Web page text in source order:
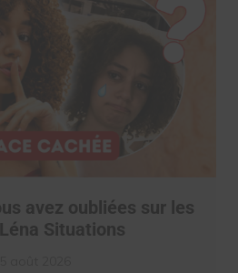
avez oubliées sur les
Situations